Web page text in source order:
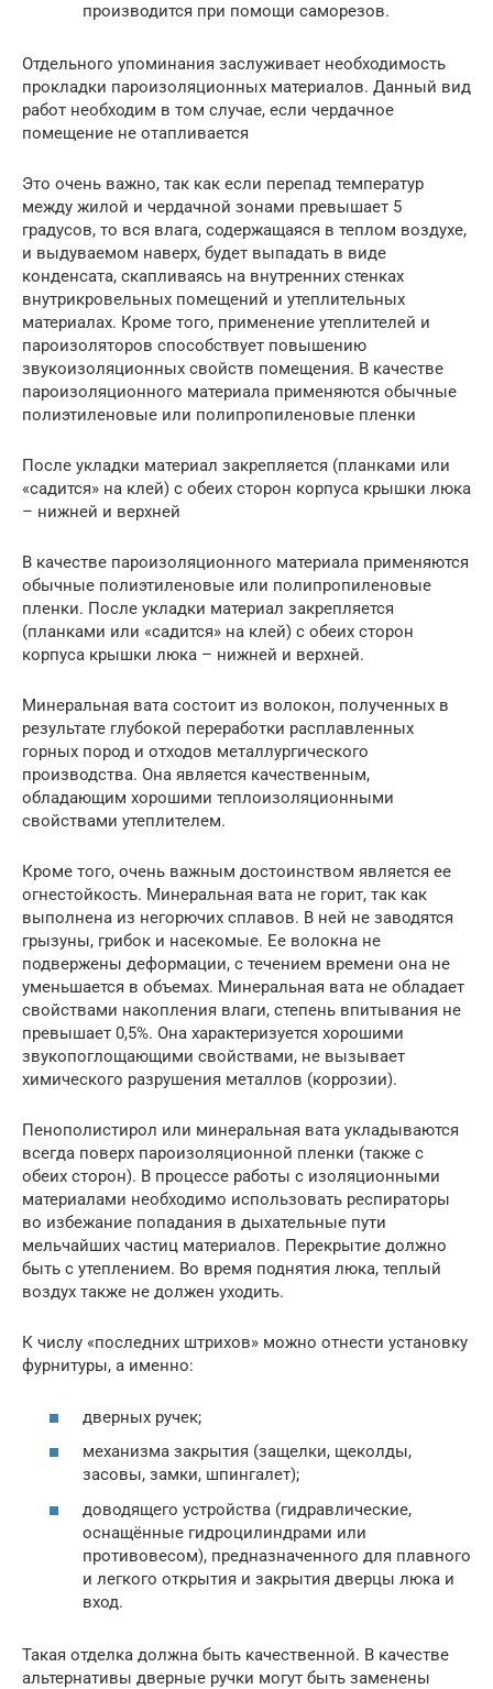
производится при помощи саморезов.
Отдельного упоминания заслуживает необходимость
прокладки пароизоляционных материалов. Данный вид
работ необходим в том случае, если чердачное
помещение не отапливается
Это очень важно, так как если перепад температур
между жилой и чердачной зонами превышает 5
градусов, то вся влага, содержащаяся в теплом воздухе,
и выдуваемом наверх, будет выпадать в виде
конденсата, скапливаясь на внутренних стенках
внутрикровельных помещений и утеплительных
материалах. Кроме того, применение утеплителей и
пароизоляторов способствует повышению
звукоизоляционных свойств помещения. В качестве
пароизоляционного материала применяются обычные
полиэтиленовые или полипропиленовые пленки
После укладки материал закрепляется (планками или
«садится» на клей) с обеих сторон корпуса крышки люка
– нижней и верхней
В качестве пароизоляционного материала применяются
обычные полиэтиленовые или полипропиленовые
пленки. После укладки материал закрепляется
(планками или «садится» на клей) с обеих сторон
корпуса крышки люка – нижней и верхней.
Минеральная вата состоит из волокон, полученных в
результате глубокой переработки расплавленных
горных пород и отходов металлургического
производства. Она является качественным,
обладающим хорошими теплоизоляционными
свойствами утеплителем.
Кроме того, очень важным достоинством является ее
огнестойкость. Минеральная вата не горит, так как
выполнена из негорючих сплавов. В ней не заводятся
грызуны, грибок и насекомые. Ее волокна не
подвержены деформации, с течением времени она не
уменьшается в объемах. Минеральная вата не обладает
свойствами накопления влаги, степень впитывания не
превышает 0,5%. Она характеризуется хорошими
звукопоглощающими свойствами, не вызывает
химического разрушения металлов (коррозии).
Пенополистирол или минеральная вата укладываются
всегда поверх пароизоляционной пленки (также с
обеих сторон). В процессе работы с изоляционными
материалами необходимо использовать респираторы
во избежание попадания в дыхательные пути
мельчайших частиц материалов. Перекрытие должно
быть с утеплением. Во время поднятия люка, теплый
воздух также не должен уходить.
К числу «последних штрихов» можно отнести установку
фурнитуры, а именно:
дверных ручек;
механизма закрытия (защелки, щеколды,
засовы, замки, шпингалет);
доводящего устройства (гидравлические,
оснащённые гидроцилиндрами или
противовесом), предназначенного для плавного
и легкого открытия и закрытия дверцы люка и
вход.
Такая отделка должна быть качественной. В качестве
альтернативы дверные ручки могут быть заменены